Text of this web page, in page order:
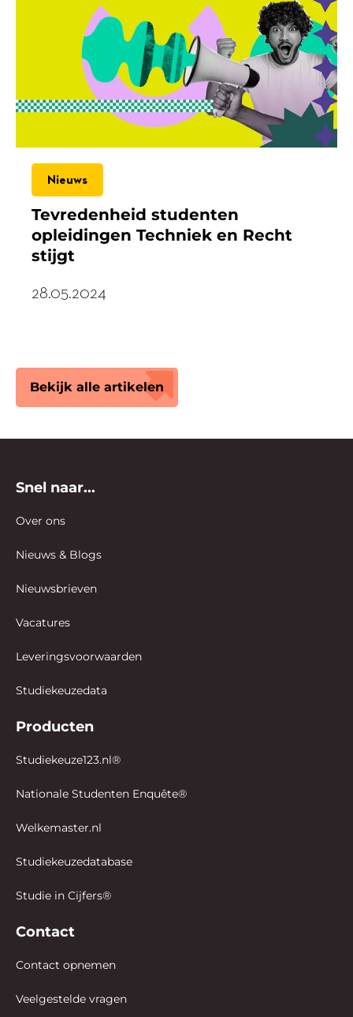
Nieuws
Tevredenheid studenten
opleidingen Techniek en Recht
stijgt
28.05.2024
Bekijk alle artikelen
Snel naar...
Over ons
Nieuws & Blogs
Nieuwsbrieven
Vacatures
Leveringsvoorwaarden
Studiekeuzedata
Producten
Studiekeuze123.nl®
Nationale Studenten Enquête®
Welkemaster.nl
Studiekeuzedatabase
Studie in Cijfers®
Contact
Contact opnemen
Veelgestelde vragen